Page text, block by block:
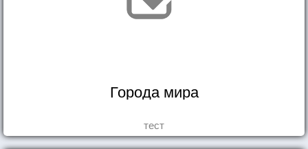
Города мира
тест